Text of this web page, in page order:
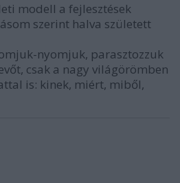
modell a fejlesztések
szerint halva született
nyomjuk, parasztozzuk
csak a nagy világörömben
is: kinek, miért, miből,